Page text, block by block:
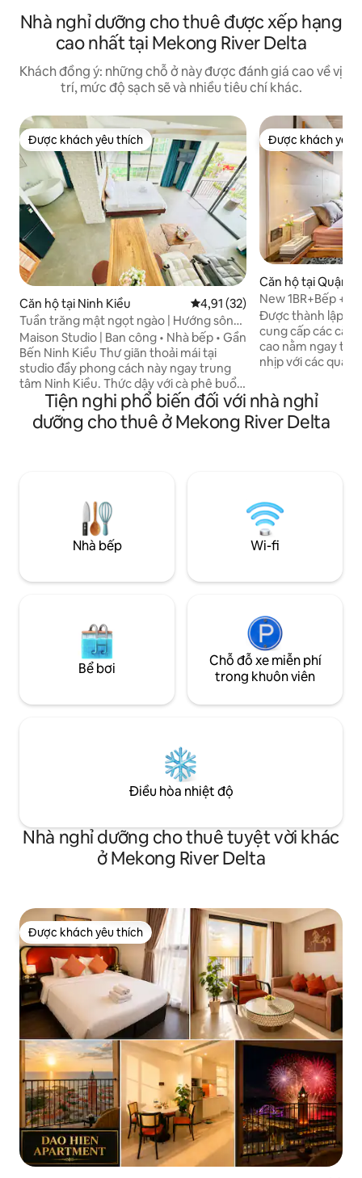
Nhà nghỉ dưỡng cho thuê được xếp hạng
cao nhất tại Mekong River Delta
Khách đồng ý: những chỗ ở này được đánh giá cao về vị
trí, mức độ sạch sẽ và nhiều tiêu chí khác.
Được khách yêu thích
Được khách yêu thích
Căn hộ tại Ninh Kiều Xếp hạng trung bình 4,91/5,
4,91 (32)
Tuần trăng mật ngọt ngào | Hướng sông
• Bồn tắm • Ban công
Maison Studio | Ban công • Nhà bếp • Gần
Bến Ninh Kiều Thư giãn thoải mái tại
studio đầy phong cách này ngay trung
tâm Ninh Kiều. Thức dậy với cà phê buổi
sáng trên ban công riêng của bạn hoặc
thư giãn trong bồn tắm ấm cúng sau khi
khám phá thành phố. Giường cỡ King,
nhanh (200Mbps), TV thông minh Tự
nhận phòng 24/7. Hoàn hảo cho các cặp
vợ chồng, khách đi một mình hoặc thời
gian ở dài hơn
Được khách yêu
Được khách yêu
Căn hộ tại Quận 1
New 1BR+Bếp
Được thành lập
cung cấp các căn
cao nằm ngay
nhịp với các quán
gần đó và chỉ vài
Bùi Viện, Công
quả so với khách
thang máy, vệ
tiện nghi của một
Tiện nghi phổ biến đối với nhà nghỉ
dưỡng cho thuê ở Mekong River Delta
Nhà bếp Wi-fi
Bể bơi
Chỗ đỗ xe miễn phí
trong khuôn viên
Điều hòa nhiệt độ
Nhà nghỉ dưỡng cho thuê tuyệt vời khác
ở Mekong River Delta
Được khách yêu thích
Được khách yêu thích